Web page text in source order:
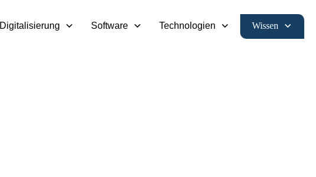
Digitalisierung Software Technologien Wissen